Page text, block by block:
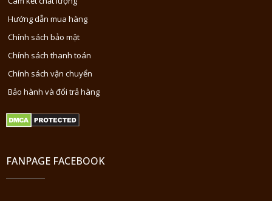
Hướng dẫn mua hàng
Chính sách bảo mật
Chính sách thanh toán
Chính sách vận chuyển
Bảo hành và đổi trả hàng
FANPAGE FACEBOOK